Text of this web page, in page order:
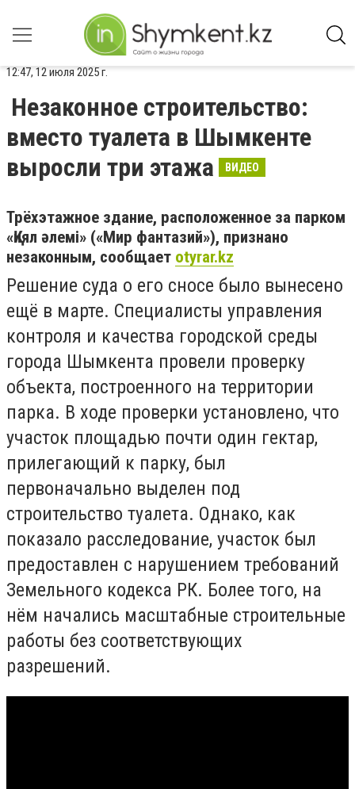
12:47, 12 июля 2025 г.
Незаконное строительство:
вместо туалета в Шымкенте
выросли три этажа
ВИДЕО
Трёхэтажное здание, расположенное за парком
«Қиял әлемі» («Мир фантазий»), признано
незаконным, сообщает otyrar.kz
Решение суда о его сносе было вынесено
ещё в марте. Специалисты управления
контроля и качества городской среды
города Шымкента провели проверку
объекта, построенного на территории
парка. В ходе проверки установлено, что
участок площадью почти один гектар,
прилегающий к парку, был
первоначально выделен под
строительство туалета. Однако, как
показало расследование, участок был
предоставлен с нарушением требований
Земельного кодекса РК. Более того, на
нём начались масштабные строительные
работы без соответствующих
разрешений.